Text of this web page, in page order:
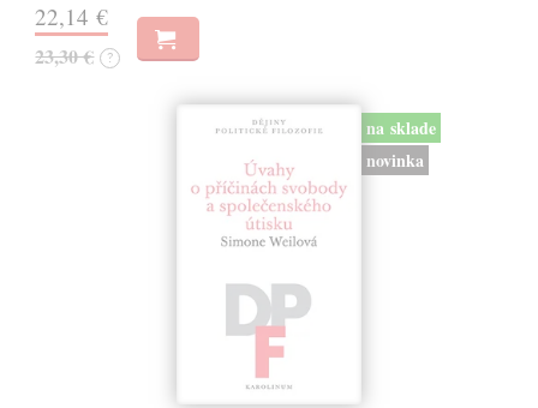
22,14 €
23,30 € ?
na sklade
novinka